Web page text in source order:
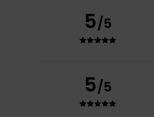
5/5
5/5